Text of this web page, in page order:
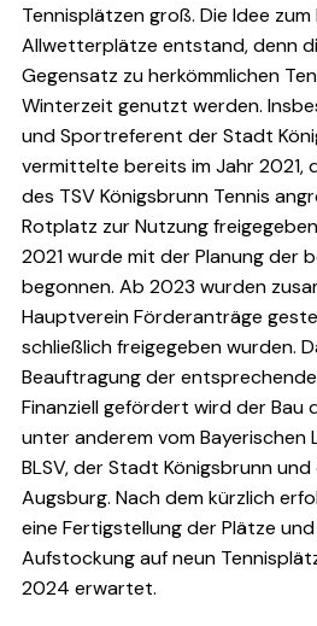
Tennisplätzen groß. Die Idee zum
Allwetterplätze entstand, denn
Gegensatz zu herkömmlichen
Winterzeit genutzt werden.
und Sportreferent der Stadt
vermittelte bereits im Jahr 2021,
des TSV Königsbrunn Tennis
Rotplatz zur Nutzung
2021 wurde mit der Planung der
begonnen. Ab 2023 wurden
Hauptverein Förderanträge
schließlich freigegeben wurden.
Beauftragung der
Finanziell gefördert wird der
unter anderem vom
BLSV, der Stadt Königsbrunn
Augsburg. Nach dem kürzlich
eine Fertigstellung der Plätze
Aufstockung auf neun
2024 erwartet.